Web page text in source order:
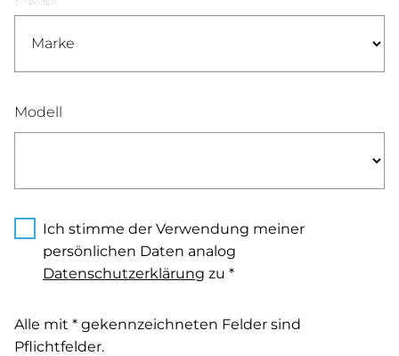
Modell
Ich stimme der Verwendung meiner
persönlichen Daten analog
Datenschutzerklärung zu *
Alle mit * gekennzeichneten Felder sind
Pflichtfelder.